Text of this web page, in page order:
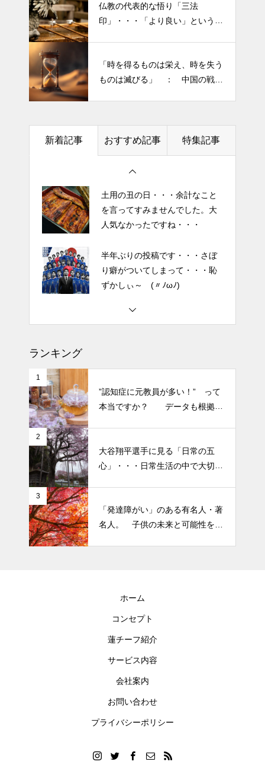
仏教の代表的な悟り「三法
印」・・・「より良い」という気
「時を得るものは栄え、時を失う
ものは滅びる」 ： 中国の戦国
新着記事 おすすめ記事 特集記事
り癖がついてしまって・・・恥
ずかしぃ～ (〃ﾉωﾉ)
「食生活習慣の改善」が今年の
テーマです。
土用の丑の日・・・余計なこと
人気なかったですね・・・
半年ぶりの投稿です・・・さぼ
ずかしぃ～ (〃ﾉωﾉ)
2026 今年初めての投稿・・・
「食生活習慣の改善」が今年の
テーマです。
を言ってすみませんでした。大
半年ぶりの投稿です・・・さぼ
り癖がついてしまって・・・恥
「食生活習慣の改善」が今年の
テーマです。
ランキング
1
”認知症に元教員が多い！” って
本当ですか？ データも根拠も
2
大谷翔平選手に見る「日常の五
心」・・・日常生活の中で大切
3
「発達障がい」のある有名人・著
名人。 子供の未来と可能性を秘
ホーム
コンセプト
蓮チーフ紹介
サービス内容
会社案内
お問い合わせ
プライバシーポリシー